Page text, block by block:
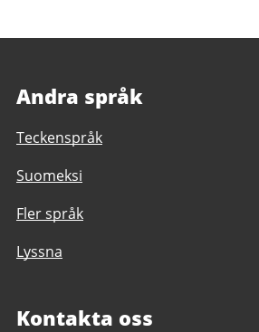
Andra språk
Teckenspråk
Suomeksi
Fler språk
Lyssna
Kontakta oss